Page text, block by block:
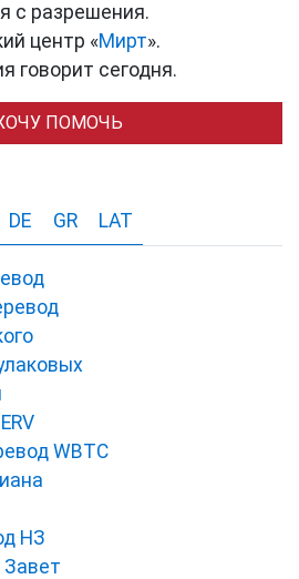
с разрешения.
центр «Мирт».
говорит сегодня.
ПОМОЧЬ
DE GR LAT
WBTC
НЗ
Завет